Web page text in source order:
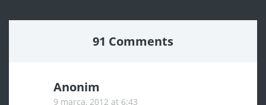
91 Comments
Anonim
9 marca, 2012 at 6:43